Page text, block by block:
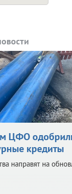
ЦФО
кредиты
направят на